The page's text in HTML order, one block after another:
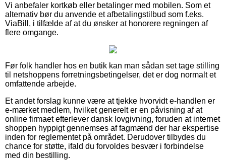
Vi anbefaler kortkøb eller betalinger med mobilen. Som et
alternativ bør du anvende et afbetalingstilbud som f.eks.
ViaBill, i tilfælde af at du ønsker at honorere regningen af
flere omgange.
Før folk handler hos en butik kan man sådan set tage stilling
til netshoppens forretningsbetingelser, det er dog normalt et
omfattende arbejde.
Et andet forslag kunne være at tjekke hvorvidt e-handlen er
e-mærket medlem, hvilket generelt er en påvisning af at
online firmaet efterlever dansk lovgivning, foruden at internet
shoppen hyppigt gennemses af fagmænd der har ekspertise
inden for reglementet på området. Derudover tilbydes du
chance for støtte, ifald du forvoldes besvær i forbindelse
med din bestilling.